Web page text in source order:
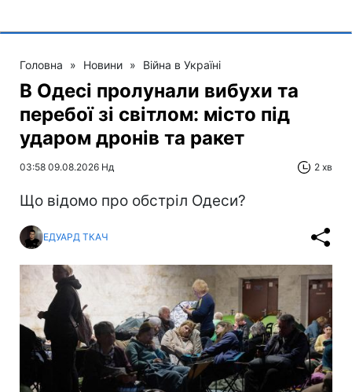
Головна » Новини » Війна в Україні
В Одесі пролунали вибухи та
перебої зі світлом: місто під
ударом дронів та ракет
03:58 09.08.2026 Нд 2 хв
Що відомо про обстріл Одеси?
ЕДУАРД ТКАЧ